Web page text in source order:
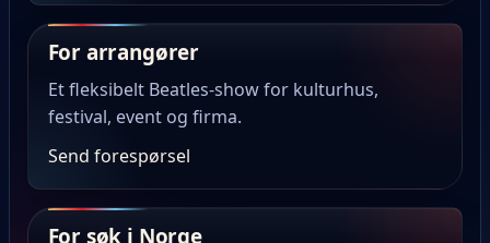
For arrangører
Et fleksibelt Beatles-show for kulturhus,
festival, event og firma.
Send forespørsel
For søk i Norge